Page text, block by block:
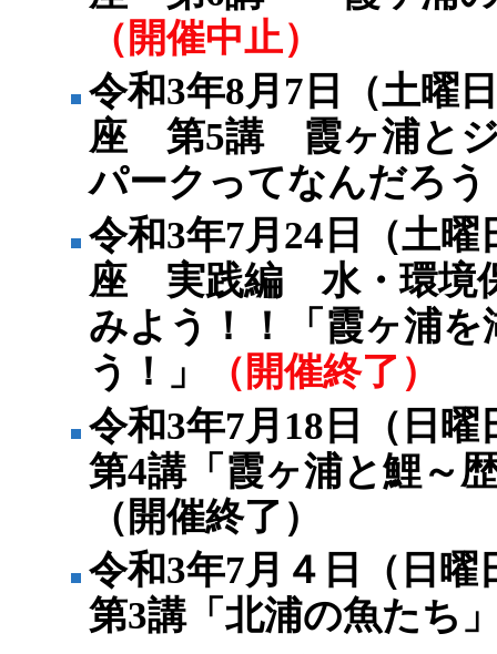
（開催中止）
令和3年8月7日（土曜
座 第5講 霞ヶ浦とジ
パークってなんだろう
令和3年7月24日（土
座 実践編 水・環境
みよう！！「霞ヶ浦
う！」
（開催終了）
令和3年7月18日（日
第4講「霞ヶ浦と鯉～
（開催終了）
令和3年7月４日（日曜
第3講「北浦の魚たち